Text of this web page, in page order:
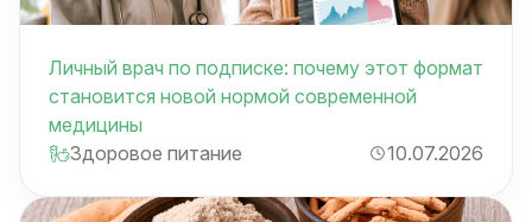
Личный врач по подписке: почему этот формат
становится новой нормой современной
медицины
Здоровое питание
10.07.2026